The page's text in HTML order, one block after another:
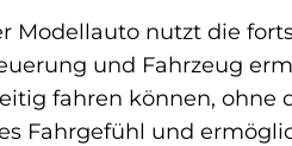
Modellauto nutzt die
und Fahrzeug
fahren können, ohne
Fahrgefühl und